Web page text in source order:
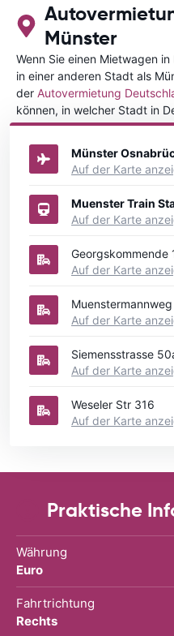
Münster
Wenn Sie einen Mietwagen
in einer anderen Stadt als
der Autovermietung
können, in welcher Stadt in
mieten wollen.
Münster
Auf der Karte
Muenster Train
Auf der Karte
Georgskommende
Auf der Karte
Auf der Karte
Siemensstrasse
Auf der Karte
Weseler Str 316
Auf der Karte
Praktische
Währung
Euro
Fahrtrichtung
Rechts